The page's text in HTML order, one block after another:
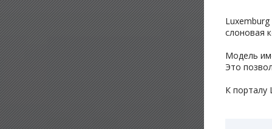
слоновая
Модель
Это
К порталу